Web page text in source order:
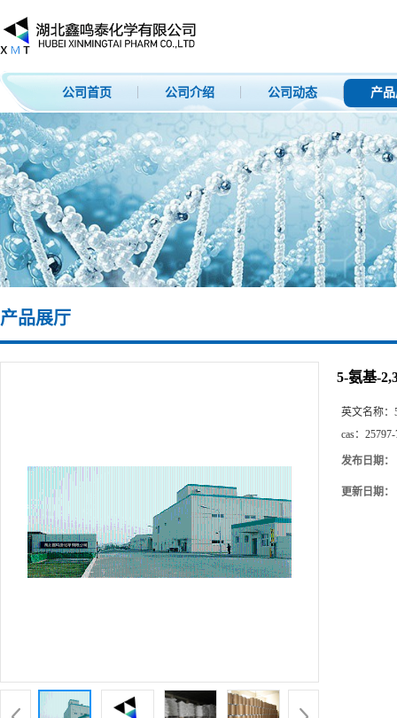
公司首页 公司介绍 公司动态 产
产品展厅
5-氨基-
英文名称：
cas：
发布日期：
更新日期：